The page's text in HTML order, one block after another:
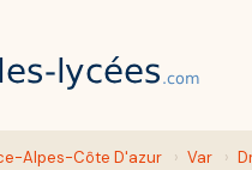
Alpes-Côte D'azur › Var ›